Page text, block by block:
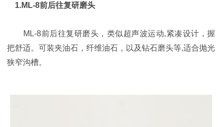
1.ML-8前后往复研磨头
ML-8前后往复研磨头，类似超声波运动,紧凑设计，握
把舒适。可装夹油石，纤维油石，以及钻石磨头等,适合抛光
狭窄沟槽。